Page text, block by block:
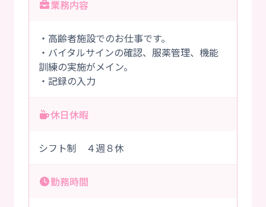
業務内容
・高齢者施設でのお仕事です。
・バイタルサインの確認、服薬管理、機能
訓練の実施がメイン。
・記録の入力
休日休暇
シフト制 ４週８休
勤務時間